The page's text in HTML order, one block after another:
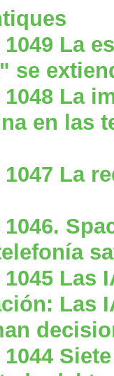
La
se
La
en las
La
Las
Las